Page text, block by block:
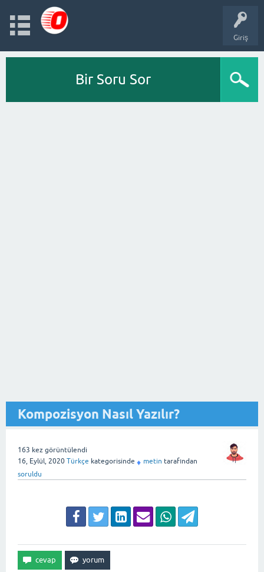
Giriş
Bir Soru Sor
Kompozisyon Nasıl Yazılır?
163 kez görüntülendi
16, Eylül, 2020 Türkçe kategorisinde ♦ metin tarafından
soruldu